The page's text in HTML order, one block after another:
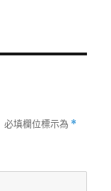
必填欄位標示為 *